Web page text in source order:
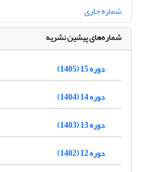
شماره جاری
شماره‌های پیشین نشریه
دوره 15 (1405)
دوره 14 (1404)
دوره 13 (1403)
دوره 12 (1402)